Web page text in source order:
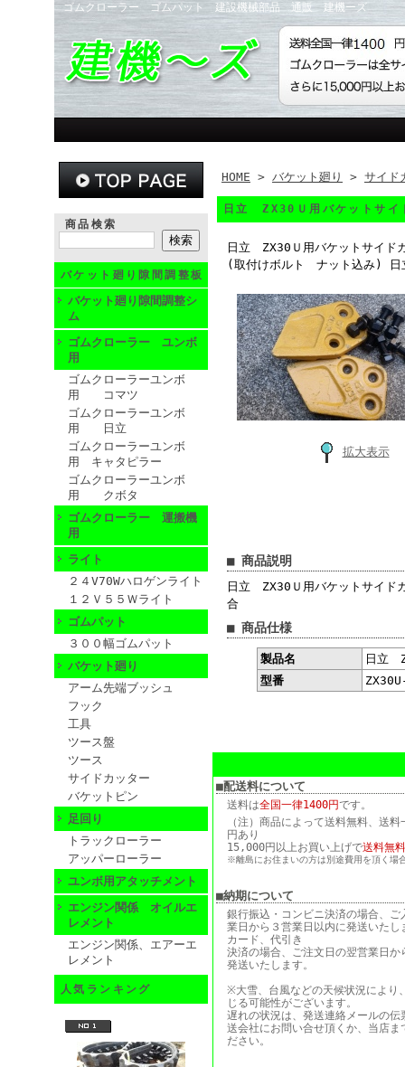
ゴムクローラー ゴムパット 建設機械部品 通販 建機ーズ
商品検索
バケット廻り隙間調整板
バケット廻り隙間調整シ
ム
ゴムクローラー ユンボ
用
ゴムクローラーユンボ
用 コマツ
ゴムクローラーユンボ
用 日立
ゴムクローラーユンボ
用 キャタピラー
ゴムクローラーユンボ
用 クボタ
ゴムクローラー 運搬機
用
ライト
２４V70Wハロゲンライト
１２Ｖ５５Ｗライト
ゴムパット
３００幅ゴムパット
バケット廻り
アーム先端ブッシュ
フック
工具
ツース盤
ツース
サイドカッター
バケットピン
足回り
トラックローラー
アッパーローラー
ユンボ用アタッチメント
エンジン関係 オイルエ
レメント
エンジン関係、エアーエ
レメント
人気ランキング
HOME > バケット廻り > サイド
日立 ZX30Ｕ用バケットサ
日立 ZX30Ｕ用バケットサイド
(取付けボルト ナット込み) 日
拡大表示
■ 商品説明
日立 ZX30Ｕ用バケットサイ
合
■ 商品仕様
製品名
日立
型番
■配送料について
送料は全国一律1400円です。
（注）商品によって送料無料、送
円あり
15,000円以上お買い上げで送料無
※離島にお住まいの方は別途費用を頂く場
■納期について
銀行振込・コンビニ決済の場合、ご
業日から３営業日以内に発送いたし
カード、代引き
決済の場合、ご注文日の翌営業日か
発送いたします。
※大雪、台風などの天候状況により
じる可能性がございます。
遅れの状況は、発送連絡メールの伝
送会社にお問い合せ頂くか、当店ま
ださい。